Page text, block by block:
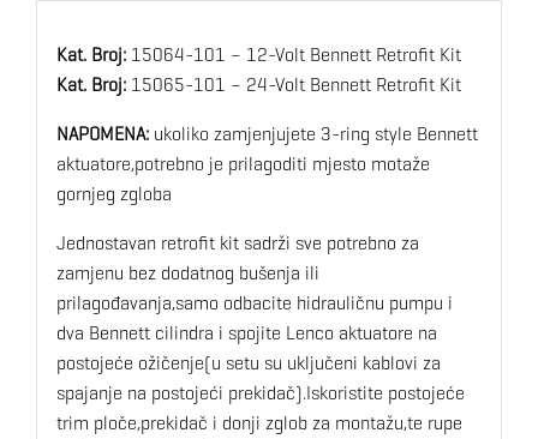
Kat. Broj: 15064-101 – 12-Volt Bennett Retrofit Kit
Kat. Broj: 15065-101 – 24-Volt Bennett Retrofit Kit
NAPOMENA:ukoliko zamjenjujete 3-ring style Bennett
aktuatore,potrebno je prilagoditi mjesto motaže
gornjeg zgloba
Jednostavan retrofit kit sadrži sve potrebno za
zamjenu bez dodatnog bušenja ili
prilagođavanja,samo odbacite hidrauličnu pumpu i
dva Bennett cilindra i spojite Lenco aktuatore na
postojeće ožičenje(u setu su uključeni kablovi za
spajanje na postojeći prekidač).Iskoristite postojeće
trim ploče,prekidač i donji zglob za montažu,te rupe